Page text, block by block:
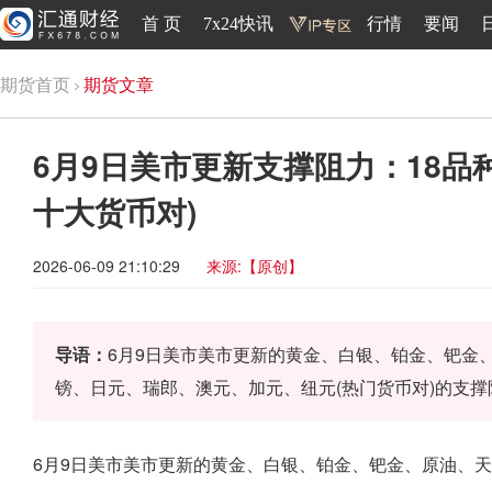
首 页 7x24快讯 行情 要闻
期货首页 期货文章
6月9日美市更新支撑阻力：18品
十大货币对)
2026-06-09 21:10:29 来源:【原创】
导语： 6月9日美市美市更新的黄金、白银、铂金、钯金
镑、日元、瑞郎、澳元、加元、纽元(热门货币对)的支
6月9日美市美市更新的黄金、白银、铂金、钯金、原油、